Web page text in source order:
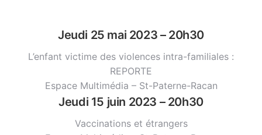
Jeudi 25 mai 2023 – 20h30
L’enfant victime des violences intra-familiales :
REPORTE
Espace Multimédia – St-Paterne-Racan
Jeudi 15 juin 2023 – 20h30
Vaccinations et étrangers